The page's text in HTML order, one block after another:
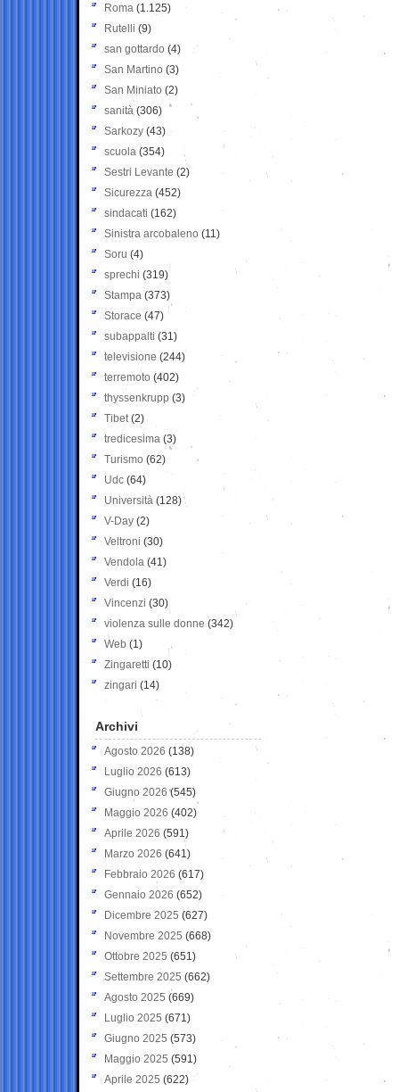
Roma (1.125)
Rutelli (9)
san gottardo (4)
San Martino (3)
San Miniato (2)
sanità (306)
Sarkozy (43)
scuola (354)
Sestri Levante (2)
Sicurezza (452)
sindacati (162)
Sinistra arcobaleno (11)
Soru (4)
sprechi (319)
Stampa (373)
Storace (47)
subappalti (31)
televisione(244)
terremoto (402)
thyssenkrupp (3)
Tibet(2)
tredicesima (3)
Turismo (62)
Udc (64)
Università (128)
V-Day (2)
Veltroni (30)
Vendola (41)
Verdi (16)
Vincenzi (30)
violenza sulle donne (342)
Web (1)
Zingaretti (10)
zingari (14)
Archivi
Agosto 2026 (138)
Luglio 2026 (613)
Giugno 2026 (545)
Maggio 2026 (402)
Aprile 2026 (591)
Marzo 2026 (641)
Febbraio 2026 (617)
Gennaio 2026 (652)
Dicembre 2025 (627)
Novembre 2025 (668)
Ottobre 2025 (651)
Settembre 2025 (662)
Agosto 2025 (669)
Luglio 2025 (671)
Giugno 2025 (573)
Maggio 2025 (591)
Aprile 2025 (622)